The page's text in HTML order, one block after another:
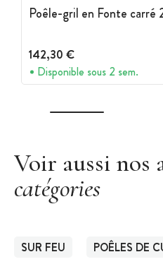
Poêle-gril en Fonte carré
142,30 €
Disponible sous 2 sem.
Voir aussi nos
catégories
SUR FEU POÊLES DE